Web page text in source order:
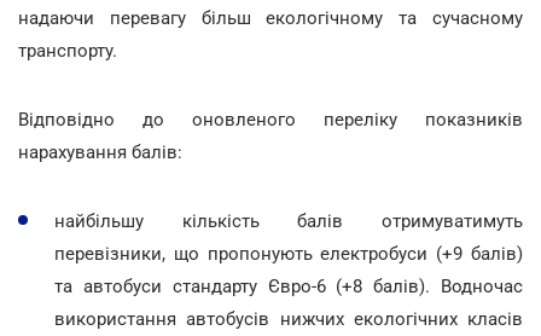
надаючи перевагу більш екологічному та сучасному
транспорту.
Відповідно до оновленого переліку показників
нарахування балів:
найбільшу кількість балів отримуватимуть
перевізники, що пропонують електробуси (+9 балів)
та автобуси стандарту Євро-6 (+8 балів). Водночас
використання автобусів нижчих екологічних класів